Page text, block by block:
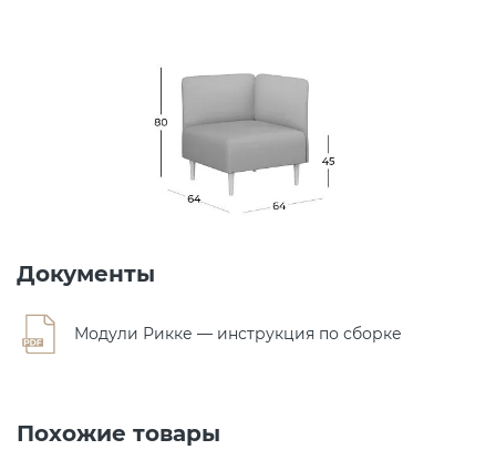
Документы
Модули Рикке — инструкция по сборке
Похожие товары